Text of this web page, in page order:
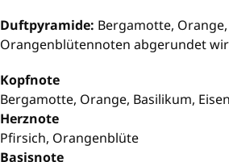
Duftpyramide: Bergamotte,
Orangenblütennoten abgerundet
Kopfnote
Bergamotte, Orange, Basilikum,
Herznote
Pfirsich, Orangenblüte
Basisnote